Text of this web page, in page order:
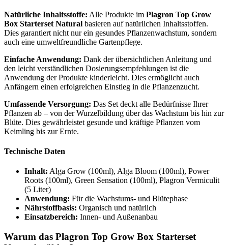
Natürliche Inhaltsstoffe: Alle Produkte im Plagron Top Grow
Box Starterset Natural basieren auf natürlichen Inhaltsstoffen.
Dies garantiert nicht nur ein gesundes Pflanzenwachstum, sondern
auch eine umweltfreundliche Gartenpflege.
Einfache Anwendung: Dank der übersichtlichen Anleitung und
den leicht verständlichen Dosierungsempfehlungen ist die
Anwendung der Produkte kinderleicht. Dies ermöglicht auch
Anfängern einen erfolgreichen Einstieg in die Pflanzenzucht.
Umfassende Versorgung: Das Set deckt alle Bedürfnisse Ihrer
Pflanzen ab – von der Wurzelbildung über das Wachstum bis hin zur
Blüte. Dies gewährleistet gesunde und kräftige Pflanzen vom
Keimling bis zur Ernte.
Technische Daten
Inhalt: Alga Grow (100ml), Alga Bloom (100ml), Power
Roots (100ml), Green Sensation (100ml), Plagron Vermiculit
(5 Liter)
Anwendung: Für die Wachstums- und Blütephase
Nährstoffbasis: Organisch und natürlich
Einsatzbereich: Innen- und Außenanbau
Warum das Plagron Top Grow Box Starterset